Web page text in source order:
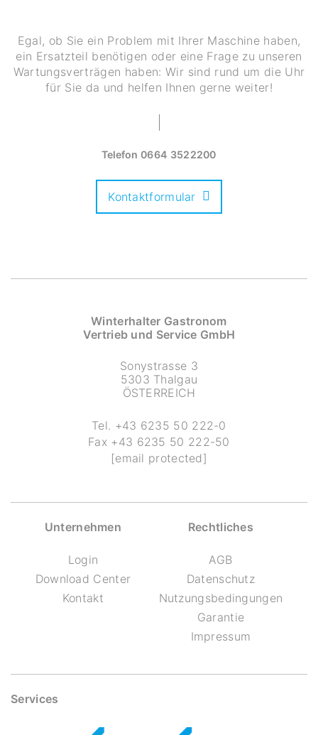
Egal, ob Sie ein Problem mit Ihrer Maschine haben,
ein Ersatzteil benötigen oder eine Frage zu unseren
Wartungsverträgen haben: Wir sind rund um die Uhr
für Sie da und helfen Ihnen gerne weiter!
Telefon0664 3522200
Kontaktformular
Winterhalter Gastronom
Vertrieb und Service GmbH
Sonystrasse 3
5303 Thalgau
ÖSTERREICH
Tel. +43 6235 50 222-0
Fax +43 6235 50 222-50
[email protected]
Unternehmen
Login
Download Center
Kontakt
Rechtliches
AGB
Datenschutz
Nutzungsbedingungen
Garantie
Impressum
Services